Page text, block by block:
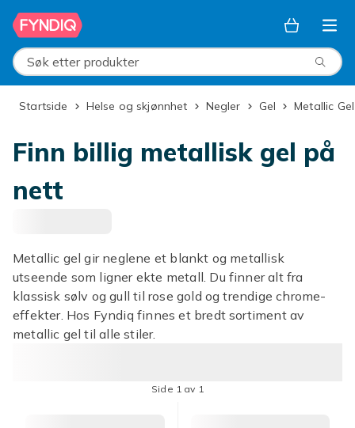
Hopp til hovedinnhold
Søk etter produkter
Startside Helse og skjønnhet Negler Gel Metallic Gel
Finn billig metallisk gel på
nett
Metallic gel gir neglene et blankt og metallisk
utseende som ligner ekte metall. Du finner alt fra
klassisk sølv og gull til rose gold og trendige chrome-
effekter. Hos Fyndiq finnes et bredt sortiment av
metallic gel til alle stiler.
Side 1 av 1